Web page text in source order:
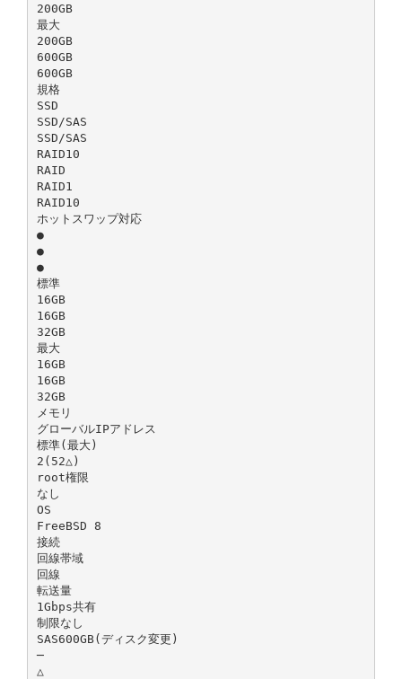
200GB
最大
200GB
600GB
600GB
規格
SSD
SSD/SAS
SSD/SAS
RAID10
RAID
RAID1
RAID10
ホットスワップ対応
●
●
●
標準
16GB
16GB
32GB
最大
16GB
16GB
32GB
メモリ
グローバルIPアドレス
標準(最大)
2(52△)
root権限
なし
OS
FreeBSD 8
接続
回線帯域
回線
転送量
1Gbps共有
制限なし
SAS600GB(ディスク変更)
─
△